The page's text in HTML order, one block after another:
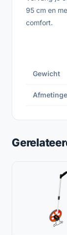
95 cm en
comfort.
Gewicht